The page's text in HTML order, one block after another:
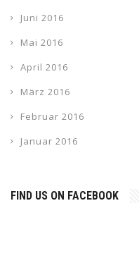
Juni 2016
Mai 2016
April 2016
März 2016
Februar 2016
Januar 2016
FIND US ON FACEBOOK